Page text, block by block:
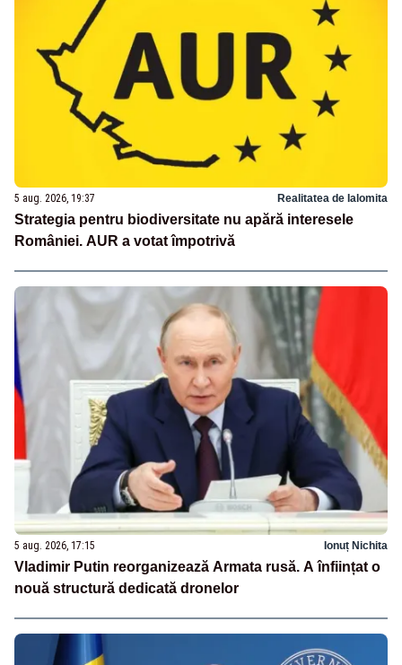
5 aug. 2026, 19:37 Realitatea de Ialomita
Strategia pentru biodiversitate nu apără interesele
României. AUR a votat împotrivă
5 aug. 2026, 17:15 Ionuț Nichita
Vladimir Putin reorganizează Armata rusă. A înființat o
nouă structură dedicată dronelor